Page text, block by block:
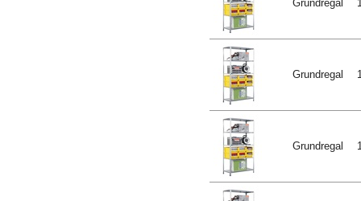
Grundregal
Grundregal
Grundregal